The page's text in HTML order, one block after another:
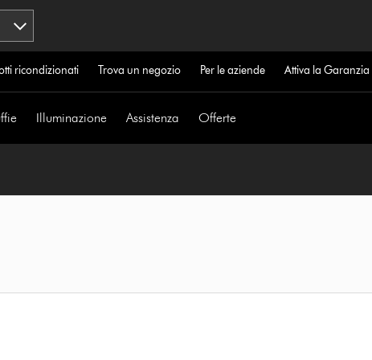
ricondizionati Trova un negozio Per le aziende Attiva la
Illuminazione Assistenza Offerte